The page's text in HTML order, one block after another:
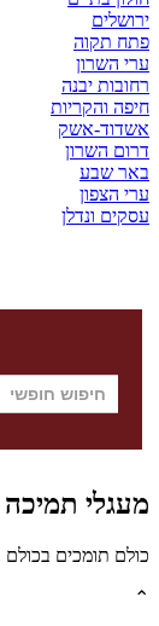
ירושלים
פתח תקוה
ערי השרון
רחובות יבנה
חיפה והקריות
אשדוד-אשק
דרום השרון
באר שבע
ערי הצפון
עסקים ונדלן
מעגלי תמיכה
כולם תומכים בכולם
⌃